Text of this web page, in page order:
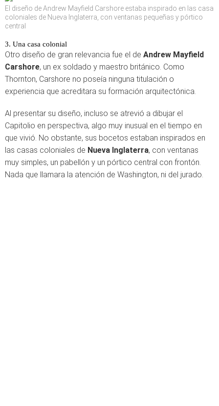
El diseño de Andrew Mayfield Carshore estaba inspirado en las casa
coloniales de Nueva Inglaterra, con ventanas pequeñas y pórtico
central
3. Una casa colonial
Otro diseño de gran relevancia fue el de Andrew Mayfield
Carshore, un ex soldado y maestro británico. Como
Thornton, Carshore no poseía ninguna titulación o
experiencia que acreditara su formación arquitectónica.
Al presentar su diseño, incluso se atrevió a dibujar el
Capitolio en perspectiva, algo muy inusual en el tiempo en
que vivió. No obstante, sus bocetos estaban inspirados en
las casas coloniales de Nueva Inglaterra, con ventanas
muy simples, un pabellón y un pórtico central con frontón.
Nada que llamara la atención de Washington, ni del jurado.